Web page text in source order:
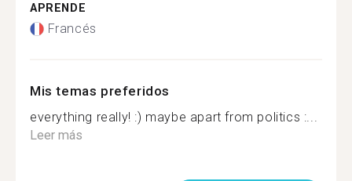
APRENDE
Francés
Mis temas preferidos
everything really! :) maybe apart from politics :...
Leer más